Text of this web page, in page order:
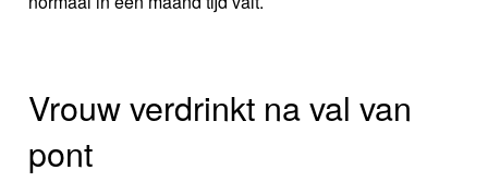
Vrouw verdrinkt na val van
pont